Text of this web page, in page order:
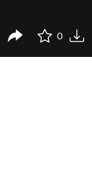
0